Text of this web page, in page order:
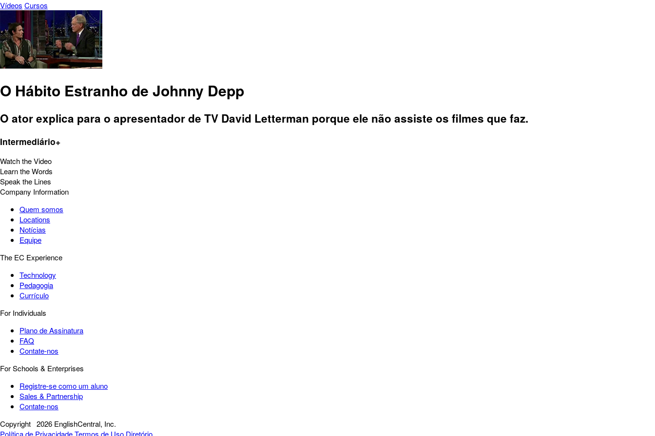
Vídeos Cursos
O Hábito Estranho de Johnny Depp
O ator explica para o apresentador de TV David Letterman porque ele não assiste os filmes que faz.
Intermediário+
Watch the Video
Learn the Words
Speak the Lines
Company Information
Quem somos
Locations
Notícias
Equipe
The EC Experience
Technology
Pedagogia
Currículo
For Individuals
Plano de Assinatura
FAQ
Contate-nos
For Schools & Enterprises
Registre-se como um aluno
Sales & Partnership
Contate-nos
Copyright 2026 EnglishCentral, Inc.